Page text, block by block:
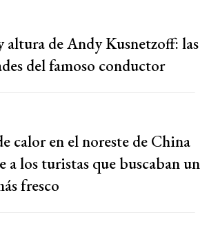
altura de Andy Kusnetzoff: las
del famoso conductor
calor en el noreste de China
a los turistas que buscaban un
fresco